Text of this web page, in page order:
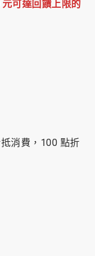
可達回饋上限的
消費，100 點折